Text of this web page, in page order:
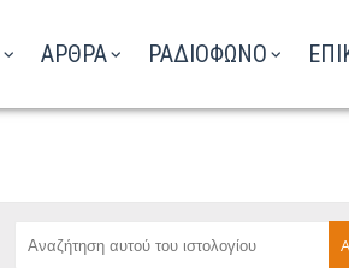
ΑΡΘΡΑ ΡΑΔΙΟΦΩΝΟ